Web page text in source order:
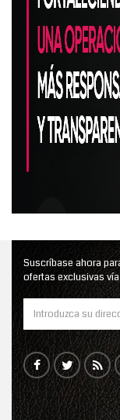
Suscríbase ahora
ofertas exclusivas